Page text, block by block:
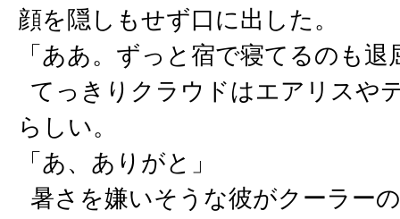
顔を隠しもせず口に出した。
「ああ。ずっと宿で寝てるのも退
てっきりクラウドはエアリスや
らしい。
「あ、ありがと」
暑さを嫌いそうな彼がクーラー